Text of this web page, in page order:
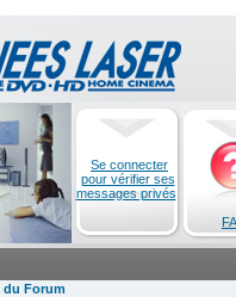
Se connecter
pour vérifier ses
messages privés
du Forum